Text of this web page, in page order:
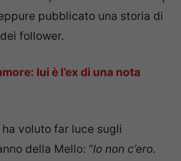
pubblicato una storia di
follower.
lui è l’ex di una nota
voluto far luce sugli
della Mello: “Io non c’ero.